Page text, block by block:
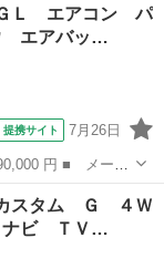
■ ドア枚
ＧＬ エアコン パ
エアバッ…
提携サイト 7月26日
■ グレード名：
バッグ ＡＢ
カスタム Ｇ ４Ｗ
ナビ ＴＶ…